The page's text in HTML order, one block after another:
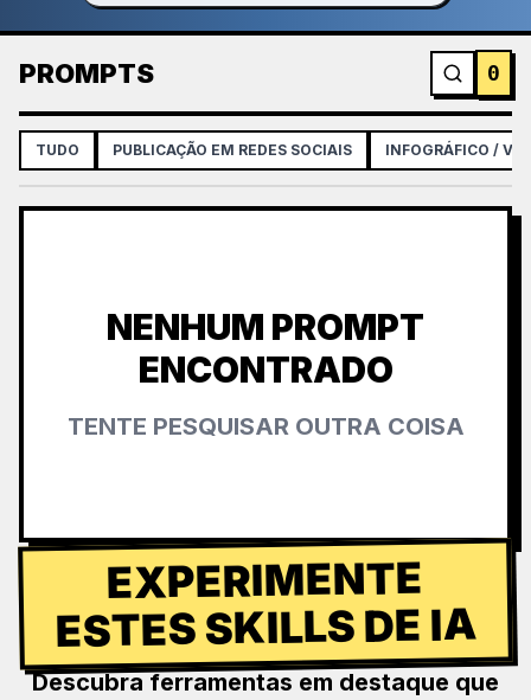
PROMPTS 0
TUDO PUBLICAÇÃO EM REDES SOCIAIS INFOGRÁFICO /
NENHUM PROMPT
ENCONTRADO
TENTE PESQUISAR OUTRA COISA
EXPERIMENTE
ESTES SKILLS DE IA
Descubra ferramentas em destaque que